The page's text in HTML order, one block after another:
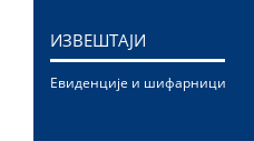
ИЗВЕШТАЈИ
Евиденције и шифарници